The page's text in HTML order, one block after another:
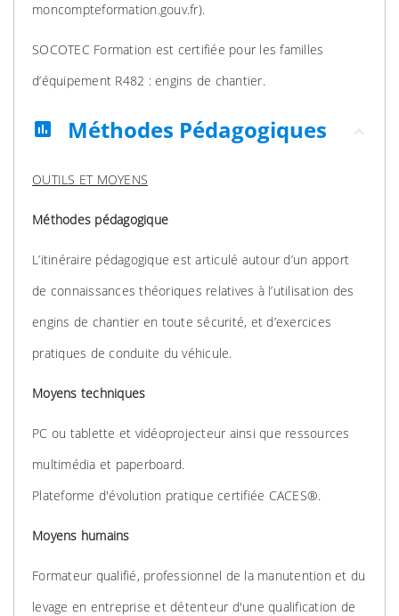
moncompteformation.gouv.fr).
SOCOTEC Formation est certifiée pour les familles
d’équipement R482 : engins de chantier.
assessment Méthodes Pédagogiques
OUTILS ET MOYENS
Méthodes pédagogique
L’itinéraire pédagogique est articulé autour d’un apport
de connaissances théoriques relatives à l’utilisation des
engins de chantier en toute sécurité, et d’exercices
pratiques de conduite du véhicule.
Moyens techniques
PC ou tablette et vidéoprojecteur ainsi que ressources
multimédia et paperboard.
Plateforme d'évolution pratique certifiée CACES®.
Moyens humains
Formateur qualifié, professionnel de la manutention et du
levage en entreprise et détenteur d'une qualification de